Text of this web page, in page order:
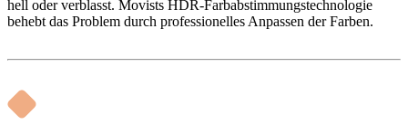
hell oder verblasst. Movists HDR-Farbabstimmungstechnologie
behebt das Problem durch professionelles Anpassen der Farben.